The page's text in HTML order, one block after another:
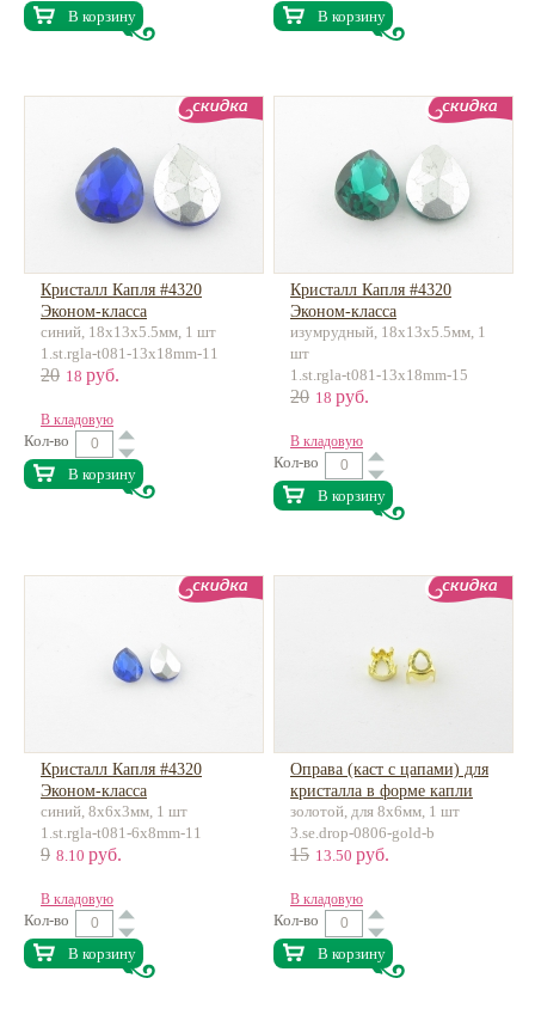
В корзину
В корзину
Кристалл Капля #4320
Эконом-класса
синий, 18х13х5.5мм, 1 шт
1.st.rgla-t081-13x18mm-11
20 18 руб.
В кладовую
Кол-во
В корзину
Кристалл Капля #4320
Эконом-класса
изумрудный, 18х13х5.5мм, 1
шт
1.st.rgla-t081-13x18mm-15
20 18 руб.
В кладовую
Кол-во
В корзину
Кристалл Капля #4320
Эконом-класса
синий, 8х6х3мм, 1 шт
1.st.rgla-t081-6x8mm-11
9 8.10 руб.
В кладовую
Кол-во
В корзину
Оправа (каст с цапами) для
кристалла в форме капли
золотой, для 8х6мм, 1 шт
3.se.drop-0806-gold-b
15 13.50 руб.
В кладовую
Кол-во
В корзину